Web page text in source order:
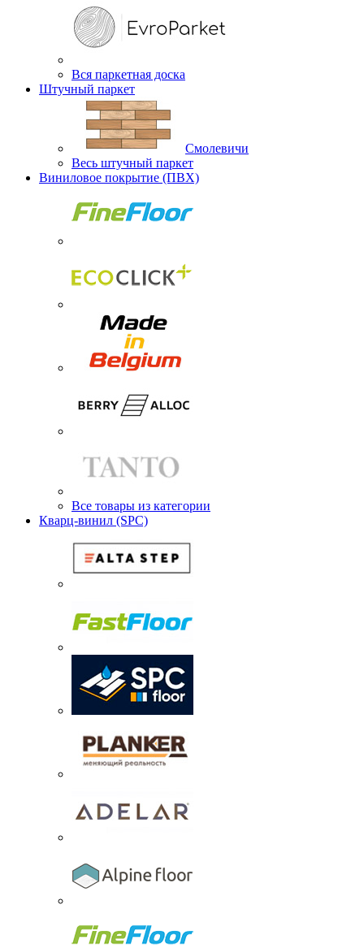
Вся паркетная доска
Штучный паркет
Смолевичи
Весь штучный паркет
Виниловое покрытие (ПВХ)
Все товары из категории
Кварц-винил (SPC)